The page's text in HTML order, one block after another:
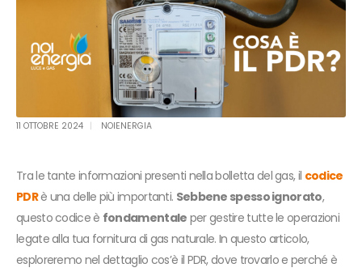
11 OTTOBRE 2024 NOIENERGIA
Tra le tante informazioni presenti nella bolletta del gas, il codice
PDRè una delle più importanti. Sebbene spesso ignorato,
questo codice è fondamentale per gestire tutte le operazioni
legate alla tua fornitura di gas naturale. In questo articolo,
esploreremo nel dettaglio cos’è il PDR, dove trovarlo e perché è